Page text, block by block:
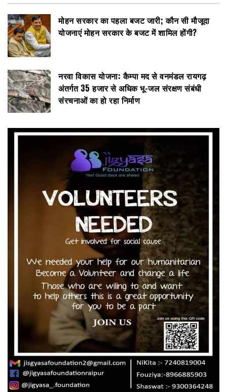
मोहन सरकार का पहला बजट जारी; कौन सी मौजूदा
योजनाएं मोहन सरकार के बजट में शामिल होंगी?
नरवा विकास योजना: कैम्पा मद से वनमंडल रायगढ़
अंतर्गत 35 हजार से अधिक भू-जल संरक्षण संबंधी
संरचनाओं का हो रहा निर्माण